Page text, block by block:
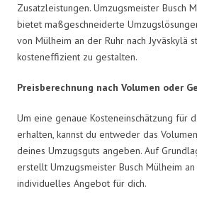
Zusatzleistungen. Umzugsmeister Busch
bietet maßgeschneiderte
von Mülheim an der Ruhr nach Jyväskylä
kosteneffizient zu gestalten.
Preisberechnung nach Volumen oder
Um eine genaue Kosteneinschätzung für
erhalten, kannst du entweder das
deines Umzugsguts angeben. Auf
erstellt Umzugsmeister Busch Mülheim
individuelles Angebot für dich.